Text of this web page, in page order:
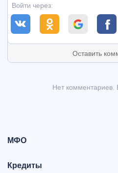
Войти через:
Оставить
Нет комментариев.
МФО
Кредиты